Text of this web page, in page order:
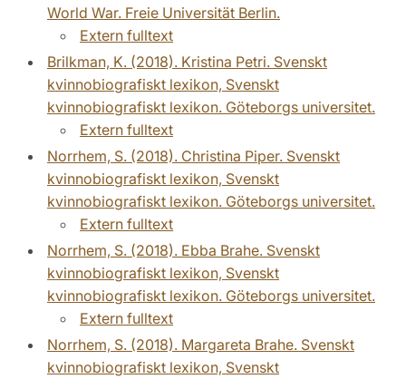
World War. Freie Universität Berlin.
Extern fulltext
Brilkman, K. (2018). Kristina Petri. Svenskt
kvinnobiografiskt lexikon, Svenskt
kvinnobiografiskt lexikon. Göteborgs universitet.
Extern fulltext
Norrhem, S. (2018). Christina Piper. Svenskt
kvinnobiografiskt lexikon, Svenskt
kvinnobiografiskt lexikon. Göteborgs universitet.
Extern fulltext
Norrhem, S. (2018). Ebba Brahe. Svenskt
kvinnobiografiskt lexikon, Svenskt
kvinnobiografiskt lexikon. Göteborgs universitet.
Extern fulltext
Norrhem, S. (2018). Margareta Brahe. Svenskt
kvinnobiografiskt lexikon, Svenskt